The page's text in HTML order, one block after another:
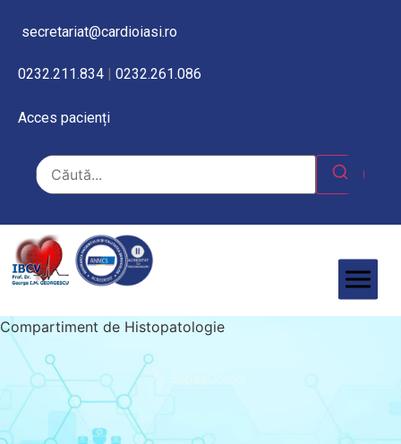
secretariat@cardioiasi.ro
0232.211.834 0232.261.086
Acces pacienți
Compartiment de Histopatologie